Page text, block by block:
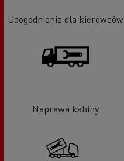
Udogodnienia dla kierowców
Naprawa kabiny